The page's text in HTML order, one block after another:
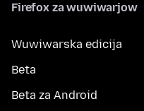
Firefox za wuwiwarjow
Wuwiwarska edicija
Beta
Beta za Android